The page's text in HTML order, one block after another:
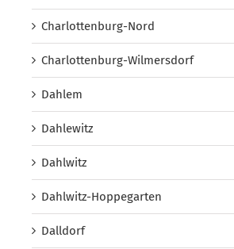
Charlottenburg-Nord
Charlottenburg-Wilmersdorf
Dahlem
Dahlewitz
Dahlwitz
Dahlwitz-Hoppegarten
Dalldorf